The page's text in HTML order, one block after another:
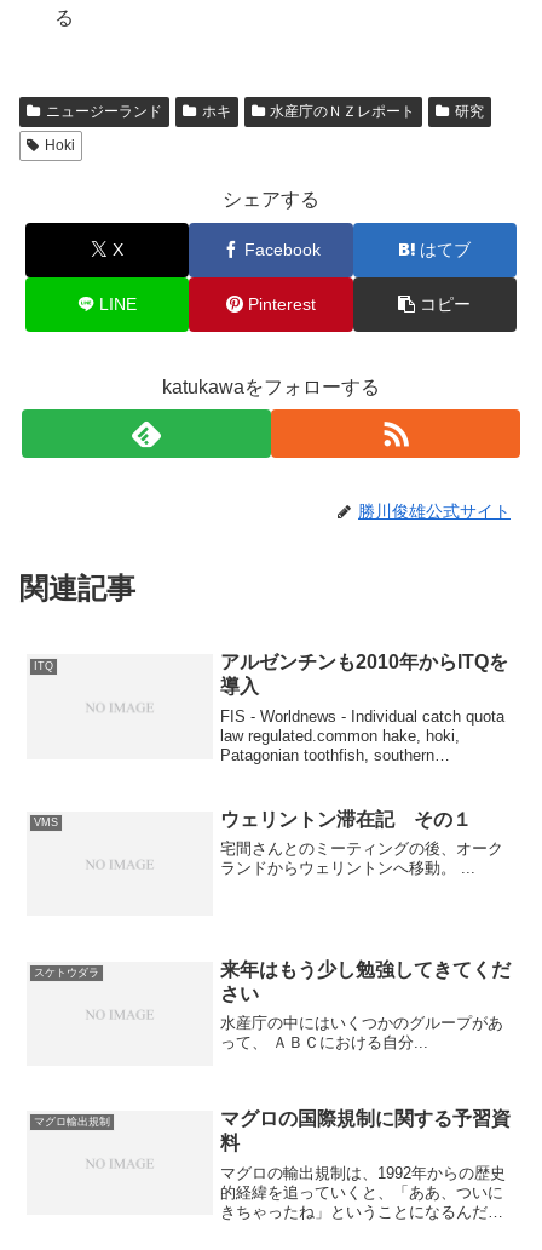
る
ニュージーランド ホキ 水産庁のＮＺレポート
研究
Hoki
シェアする
X Facebook はてブ
LINE Pinterest コピー
katukawaをフォローする
勝川俊雄公式サイト
関連記事
ITQ
アルゼンチンも2010年からITQを
導入
FIS - Worldnews - Individual catch quota
law regulated.common hake, hoki,
Patagonian toothfish, southern
VMS ウェリントン滞在記 その１
宅間さんとのミーティングの後、オーク
ランドからウェリントンへ移動。 ...
スケトウダラ
来年はもう少し勉強してきてくだ
さい
水産庁の中にはいくつかのグループがあ
って、 ＡＢＣにおける自分...
マグロ輸出規制
マグロの国際規制に関する予習資
料
マグロの輸出規制は、1992年からの歴史
的経緯を追っていくと、「ああ、ついに
きちゃったね」ということになるんだけ